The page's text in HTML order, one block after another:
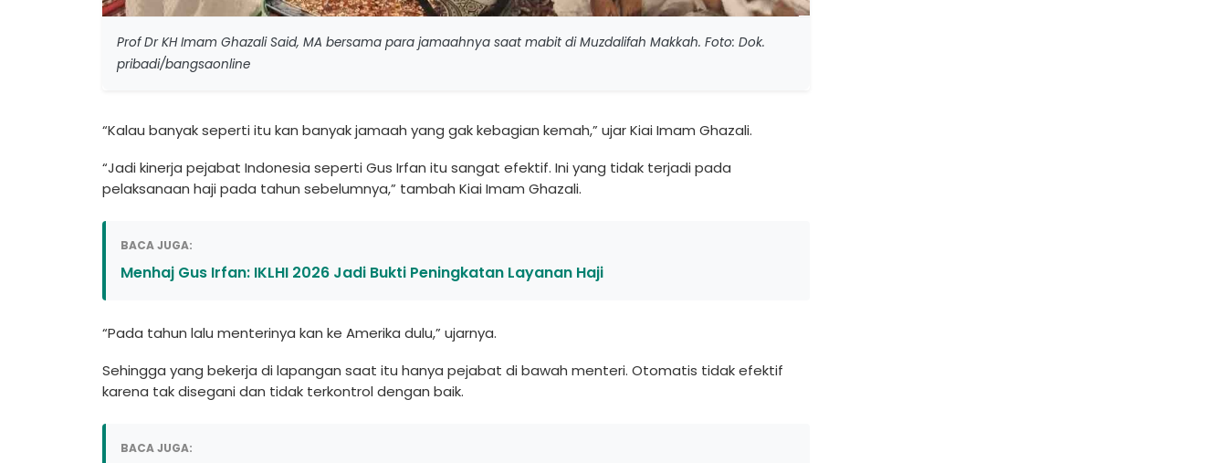
Prof Dr KH Imam Ghazali Said, MA bersama para jamaahnya saat mabit di Muzdalifah Makkah. Foto: Dok.
pribadi/bangsaonline
“Kalau banyak seperti itu kan banyak jamaah yang gak kebagian kemah,” ujar Kiai Imam Ghazali.
“Jadi kinerja pejabat Indonesia seperti Gus Irfan itu sangat efektif. Ini yang tidak terjadi pada
pelaksanaan haji pada tahun sebelumnya,” tambah Kiai Imam Ghazali.
BACA JUGA:
Menhaj Gus Irfan: IKLHI 2026 Jadi Bukti Peningkatan Layanan Haji
“Pada tahun lalu menterinya kan ke Amerika dulu,” ujarnya.
Sehingga yang bekerja di lapangan saat itu hanya pejabat di bawah menteri. Otomatis tidak efektif
karena tak disegani dan tidak terkontrol dengan baik.
BACA JUGA: